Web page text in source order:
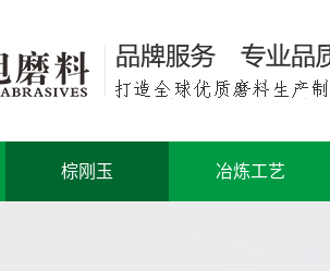
棕刚玉 冶炼工艺